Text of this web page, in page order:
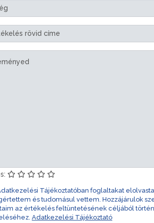
Tájékoztatóban foglaltakat
és tudomásul vettem. Hozzájárulok
az értékelés feltüntetésének céljából
Adatkezelési Tájékoztató